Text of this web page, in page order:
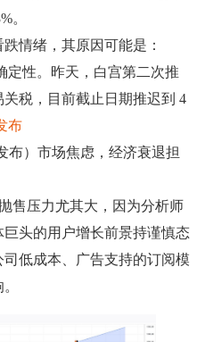
。
情绪，其原因可能是：
性。昨天，白宫第二次推
税，目前截止日期推迟到 4
布
布）市场焦虑，经济衰退担
售压力尤其大，因为分析师
巨头的用户增长前景持谨慎态
低成本、广告支持的订阅模